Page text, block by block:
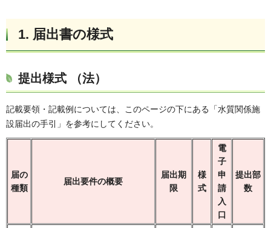
1. 届出書の様式
提出様式 （法）
記載要領・記載例については、このページの下にある「水質関係施
設届出の手引」を参考にしてください。
届の
種類
届出要件の概要
届出期
限
様
式
電
子
申
請
入
口
提出部
数